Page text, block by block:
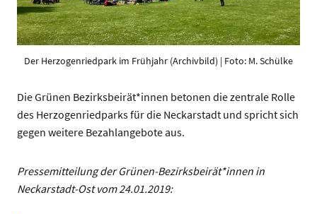
Der Herzogenriedpark im Frühjahr (Archivbild) | Foto: M. Schülke
Die Grünen Bezirksbeirät*innen betonen die zentrale Rolle
des Herzogenriedparks für die Neckarstadt und spricht sich
gegen weitere Bezahlangebote aus.
Pressemitteilung der Grünen-Bezirksbeirät*innen in
Neckarstadt-Ost vom 24.01.2019: